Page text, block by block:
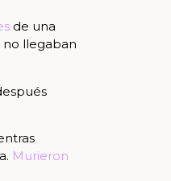
de una
no llegaban
Murieron